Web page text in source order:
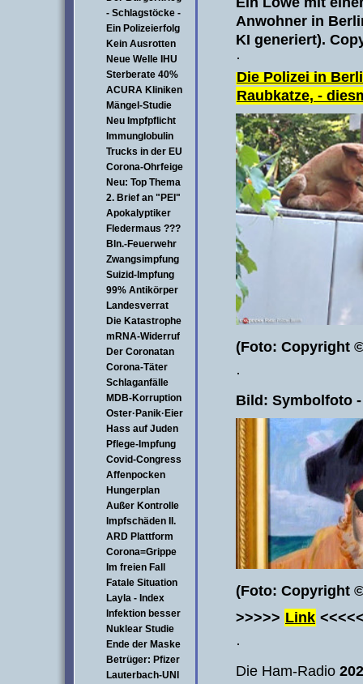
- Schlagstöcke -
Ein Polizeierfolg
Kein Ausrotten
Neue Welle IHU
Sterberate 40%
ACURA Kliniken
Mängel-Studie
Neu Impfpflicht
Immunglobulin
Trucks in der EU
Corona-Ohrfeige
Neu: Top Thema
2. Brief an "PEI"
Apokalyptiker
Fledermaus ???
Bln.-Feuerwehr
Zwangsimpfung
Suizid-Impfung
99% Antikörper
Landesverrat
Die Katastrophe
mRNA-Widerruf
Der Coronatan
Corona-Täter
Schlaganfälle
MDB-Korruption
Oster·Panik·Eier
Hass auf Juden
Pflege-Impfung
Covid-Congress
Affenpocken
Hungerplan
Außer Kontrolle
Impfschäden II.
ARD Plattform
Corona=Grippe
Im freien Fall
Fatale Situation
Layla - Index
Infektion besser
Nuklear Studie
Ende der Maske
Betrüger: Pfizer
Lauterbach-UNI
Anwohner in
KI generiert).
·
Die Polizei in
Raubkatze, -
(Foto: Copyright
·
Bild: Symbolfoto
(Foto: Copyright
>>>>> Link
·
Die Ham-Radio